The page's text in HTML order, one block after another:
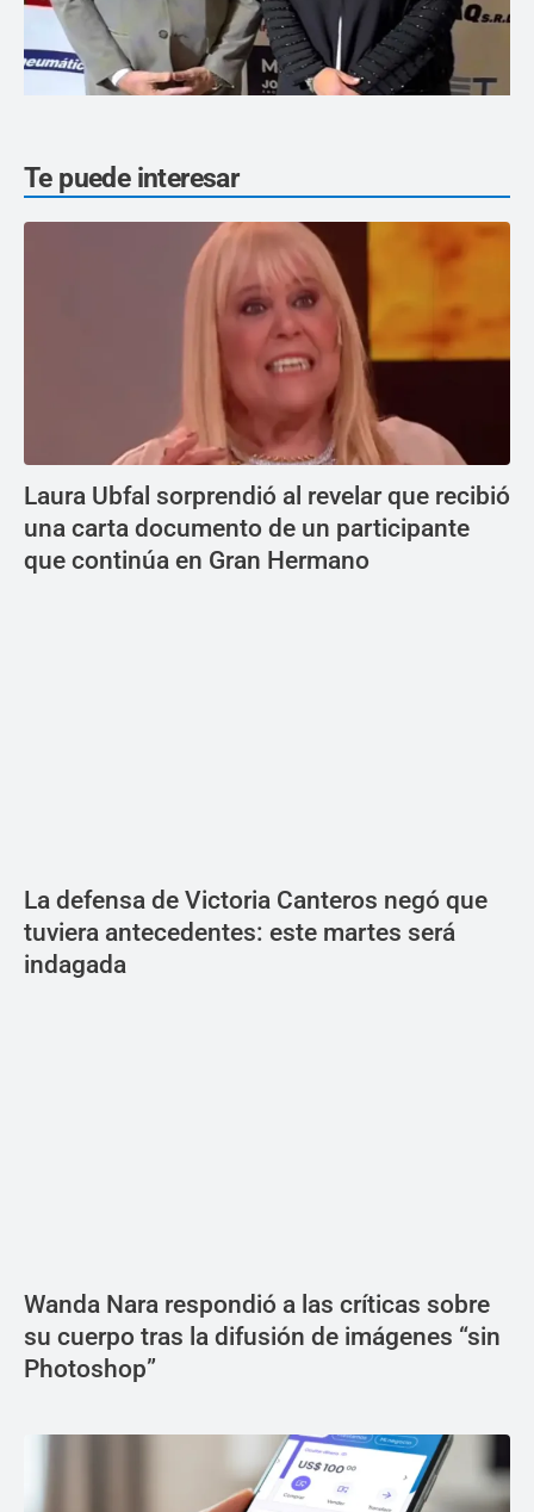
Te puede interesar
Laura Ubfal sorprendió al revelar que recibió
una carta documento de un participante
que continúa en Gran Hermano
La defensa de Victoria Canteros negó que
tuviera antecedentes: este martes será
indagada
Wanda Nara respondió a las críticas sobre
su cuerpo tras la difusión de imágenes “sin
Photoshop”